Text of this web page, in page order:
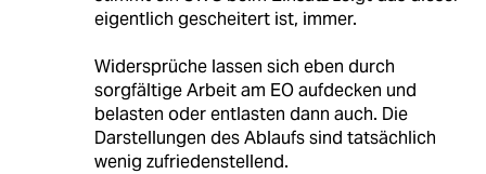
eigentlich gescheitert ist, immer.
Widersprüche lassen sich eben durch
sorgfältige Arbeit am EO aufdecken und
belasten oder entlasten dann auch. Die
Darstellungen des Ablaufs sind tatsächlich
wenig zufriedenstellend.